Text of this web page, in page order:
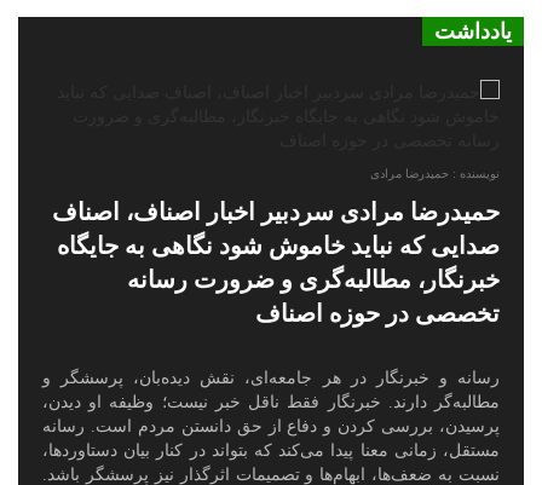
یادداشت
نویسنده : حمیدرضا مرادی
حمیدرضا مرادی سردبیر اخبار اصناف، اصناف
صدایی که نباید خاموش شود نگاهی به جایگاه
خبرنگار، مطالبه‌گری و ضرورت رسانه
تخصصی در حوزه اصناف
رسانه و خبرنگار در هر جامعه‌ای، نقش دیده‌بان، پرسشگر و
مطالبه‌گر دارند. خبرنگار فقط ناقل خبر نیست؛ وظیفه او دیدن،
پرسیدن، بررسی کردن و دفاع از حق دانستن مردم است. رسانه
مستقل، زمانی معنا پیدا می‌کند که بتواند در کنار بیان دستاوردها،
نسبت به ضعف‌ها، ابهام‌ها و تصمیمات اثرگذار نیز پرسشگر باشد.